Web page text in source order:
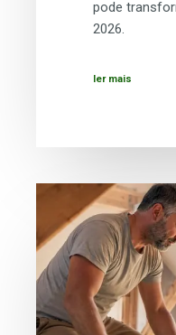
pode
2026.
ler mais
Sugestões
melhorar
conforto
em
sótão